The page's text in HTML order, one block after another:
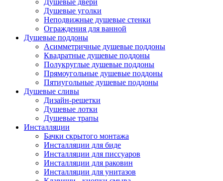
Душевые двери
Душевые уголки
Неподвижные душевые стенки
Ограждения для ванной
Душевые поддоны
Асимметричные душевые поддоны
Квадратные душевые поддоны
Полукруглые душевые поддоны
Прямоугольные душевые поддоны
Пятиугольные душевые поддоны
Душевые сливы
Дизайн-решетки
Душевые лотки
Душевые трапы
Инсталляции
Бачки скрытого монтажа
Инсталляции для биде
Инсталляции для писсуаров
Инсталляции для раковин
Инсталляции для унитазов